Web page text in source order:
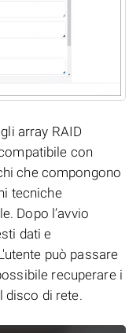
array RAID
con
che compongono
tecniche
Dopo l’avvio
dati e
può passare
recuperare i
disco di rete.